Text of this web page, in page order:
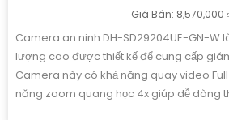
Giá Bán: 8,570,000
Camera an ninh DH-SD29204UE-GN-W
lượng cao được thiết kế để cung cấp
Camera này có khả năng quay video Full
năng zoom quang học 4x giúp dễ dàng